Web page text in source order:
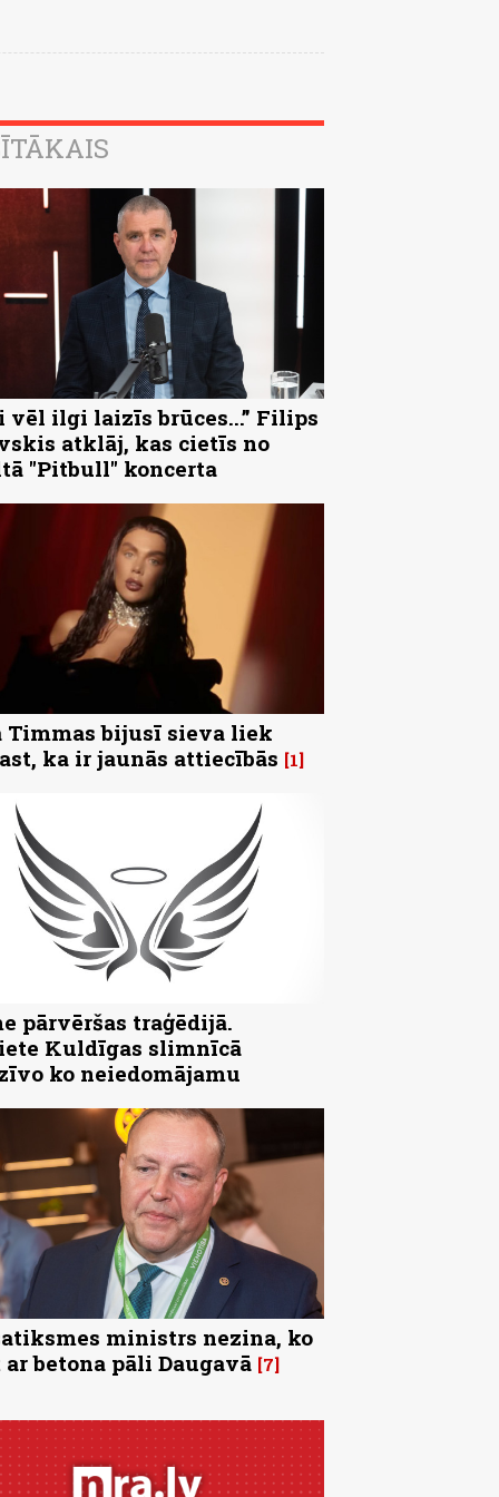
vēl ilgi laizīs brūces...” Filips
atklāj, kas cietīs no
"Pitbull" koncerta
Timmas bijusī sieva liek
ka ir jaunās attiecībās 1
pārvēršas traģēdijā.
Kuldīgas slimnīcā
ko neiedomājamu
ministrs nezina, ko
betona pāli Daugavā 7